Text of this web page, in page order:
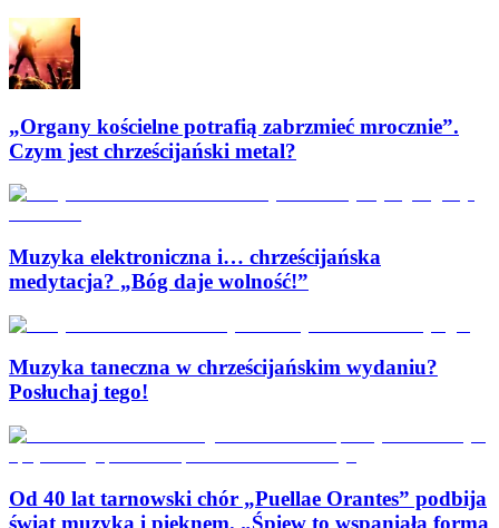
„Organy kościelne potrafią zabrzmieć mrocznie”.
Czym jest chrześcijański metal?
Muzyka elektroniczna i… chrześcijańska
medytacja? „Bóg daje wolność!”
Muzyka taneczna w chrześcijańskim wydaniu?
Posłuchaj tego!
Od 40 lat tarnowski chór „Puellae Orantes” podbija
świat muzyką i pięknem. „Śpiew to wspaniała forma